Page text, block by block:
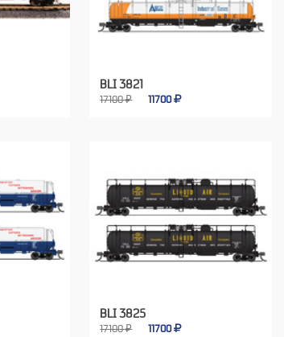
BLI 3821
17100 ₽ 11700
BLI 3825
17100 ₽ 11700